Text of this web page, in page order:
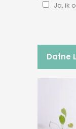
Ja, ik
Dafne